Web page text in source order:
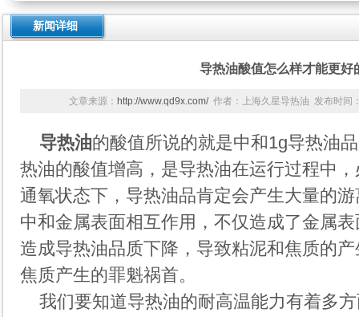
新闻详细
导热油酸值怎么样才能更好
文章来源： http://www.qd9x.com/作者：上海久星导热油 发布时间
导热油的酸值所说的就是中和1g导热油
热油的酸值增高，是导热油在运行过程中
通氧状态下，导热油品肯定会产生大量的
中和金属表面相互作用，不仅造成了金属
造成导热油品质下降，导致粘泥和焦质的
焦质产生的罪魁祸首。
我们要知道导热油的耐高温能力有着多